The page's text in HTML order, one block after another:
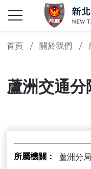
首頁 關於我們
蘆洲交通分
所屬機關 蘆洲分局